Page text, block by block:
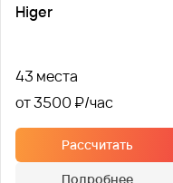
Higer
43 места
от 3500 ₽
Рассчитать
Подробнее